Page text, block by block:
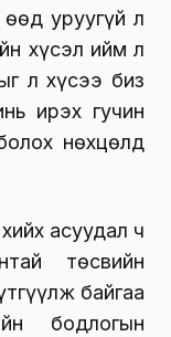
уруугүй л
хүсэл ийм л
л хүсээ биз
ирэх гучин
нөхцөлд
асуудал ч
төсвийн
байгаа
бодлогын